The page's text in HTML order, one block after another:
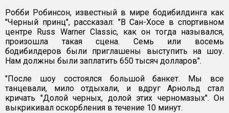
Робби Робинсон, известный в мире бодибилдинга как
"Черный принц", рассказал: "В Сан-Хосе в спортивном
центре Russ Warner Classic, как он тогда назывался,
произошла такая сцена. Семь или восемь
бодибилдеров были приглашены выступить на шоу.
Нам должны были заплатить 650 тысяч долларов".
"После шоу состоялся большой банкет. Мы все
танцевали, мило отдыхали, и вдруг Арнольд стал
кричать "Долой черных, долой этих черномазых". Он
выкрикивал оскорбления в течение 10 минут.